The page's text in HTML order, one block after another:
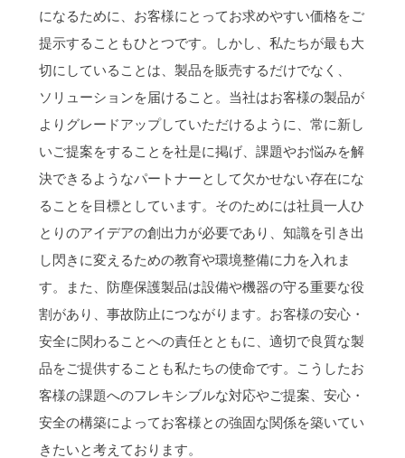
になるために、お客様にとってお求めやすい価格をご
提示することもひとつです。しかし、私たちが最も大
切にしていることは、製品を販売するだけでなく、
ソリューションを届けること。当社はお客様の製品が
よりグレードアップしていただけるように、常に新し
いご提案をすることを社是に掲げ、課題やお悩みを解
決できるようなパートナーとして欠かせない存在にな
ることを目標としています。そのためには社員一人ひ
とりのアイデアの創出力が必要であり、知識を引き出
し閃きに変えるための教育や環境整備に力を入れま
す。また、防塵保護製品は設備や機器の守る重要な役
割があり、事故防止につながります。お客様の安心・
安全に関わることへの責任とともに、適切で良質な製
品をご提供することも私たちの使命です。こうしたお
客様の課題へのフレキシブルな対応やご提案、安心・
安全の構築によってお客様との強固な関係を築いてい
きたいと考えております。